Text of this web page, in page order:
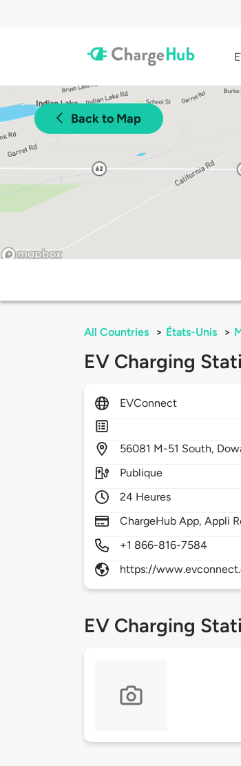
Back to Map
All Countries > États-Unis >
EV Charging
EVConnect
56081 M-51 South,
Publique
24 Heures
ChargeHub App, Appli
+1 866-816-7584
https://
EV Charging